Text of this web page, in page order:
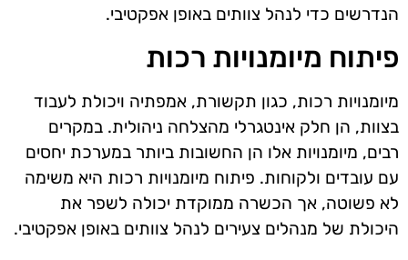
הנדרשים כדי לנהל צוותים באופן אפקטיבי.
פיתוח מיומנויות רכות
מיומנויות רכות, כגון תקשורת, אמפתיה ויכולת לעבוד
בצוות, הן חלק אינטגרלי מהצלחה ניהולית. במקרים
רבים, מיומנויות אלו הן החשובות ביותר במערכת יחסים
עם עובדים ולקוחות. פיתוח מיומנויות רכות היא משימה
לא פשוטה, אך הכשרה ממוקדת יכולה לשפר את
היכולת של מנהלים צעירים לנהל צוותים באופן אפקטיבי.